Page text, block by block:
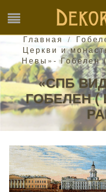
Главная /
Церкви и
Невы»- Гобелен
«СПБ
ГОБЕЛЕН (